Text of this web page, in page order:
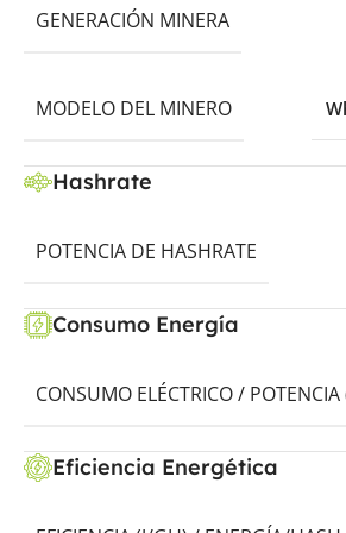
GENERACIÓN MINERA
MODELO DEL MINERO
Hashrate
POTENCIA DE HASHRATE
Consumo Energía
CONSUMO ELÉCTRICO / POTENCIA
Eficiencia Energética